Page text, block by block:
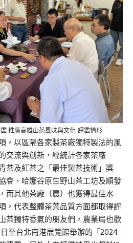
推廣高雄山茶風味與文化-評鑑情形
，以區隔各家製茶廠獨特製法的風
交流與創新，經統計各家茶廠
茶及紅茶之「最佳製茶技術」獎
會、哈娜谷原生野山茶工坊及順發
而其他茶廠（農）也獲得最佳水
，代表整體茶葉品質方面都取得評
茶獨特香氣的朋友們，農業局也歡
日至台北南港展覽館舉辦的「2024